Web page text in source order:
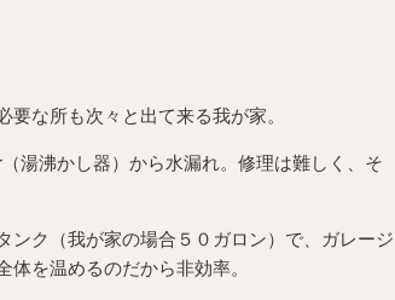
な所も次々と出て来る我が家。
湯沸かし器）から水漏れ。修理は難しく、そ
ンク（我が家の場合５０ガロン）で、ガレージ
を温めるのだから非効率。